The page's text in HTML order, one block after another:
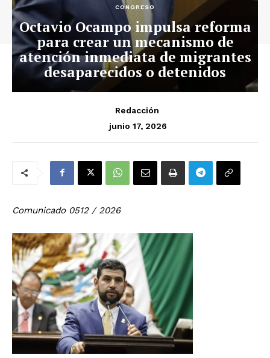
CONGRESO
Octavio Ocampo impulsa reforma
para crear un mecanismo de
atención inmediata de migrantes
desaparecidos o detenidos
Redacción
junio 17, 2026
Comunicado 0512 / 2026